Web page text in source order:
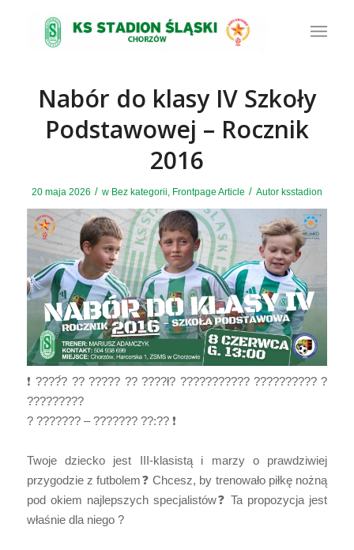
Nabór do klasy IV Szkoły
Podstawowej – Rocznik
2016
20 maja 2026 / w Bez kategorii, Frontpage Article / Autor ksstadion
❗ ????́? ?? ????? ?? ????ł? ??????????? ?????????? ?
?????????
? ??????? – ??????? ??:?? ❗
Twoje dziecko jest III-klasistą i marzy o prawdziwiej
przygodzie z futbolem❓ Chcesz, by trenowało piłkę nożną
pod okiem najlepszych specjalistów❓ Ta propozycja jest
właśnie dla niego ?